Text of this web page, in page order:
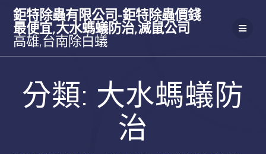
Skip
to
content
鉅特除蟲有限公司-鉅特除蟲價錢
最便宜,大水螞蟻防治,滅鼠公司
高雄,台南除白蟻
分類: 大水螞蟻防
治